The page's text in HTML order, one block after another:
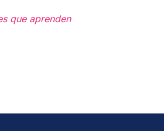
que aprenden